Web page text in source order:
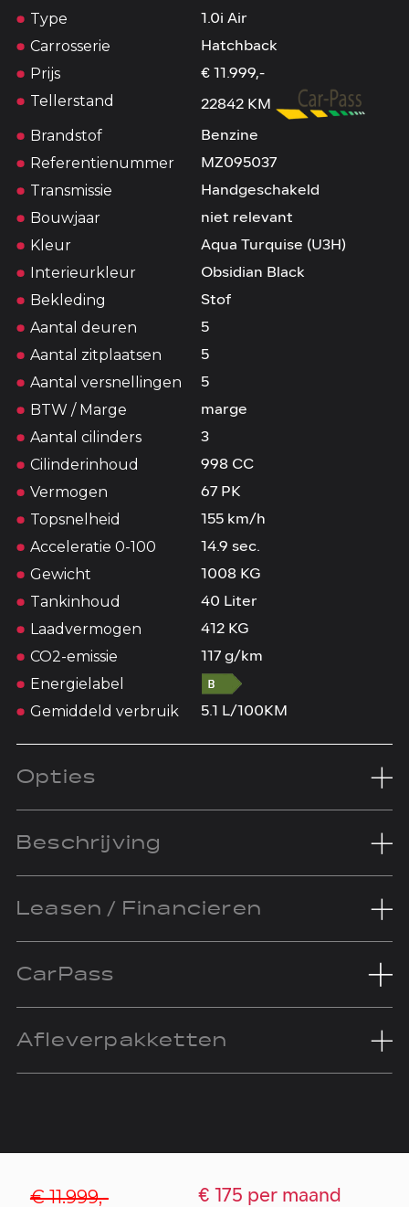
Type 1.0i Air
Carrosserie Hatchback
Prijs € 11.999,-
Tellerstand 22842 KM
Brandstof Benzine
Referentienummer MZ095037
Transmissie Handgeschakeld
Bouwjaar niet relevant
Kleur Aqua Turquise (U3H)
Interieurkleur Obsidian Black
Bekleding Stof
Aantal deuren 5
Aantal zitplaatsen 5
Aantal versnellingen 5
BTW / Marge marge
Aantal cilinders 3
Cilinderinhoud 998 CC
Vermogen 67 PK
Topsnelheid 155 km/h
Acceleratie 0-100 14.9 sec.
Gewicht 1008 KG
Tankinhoud 40 Liter
Laadvermogen 412 KG
CO2-emissie 117 g/km
Energielabel
Gemiddeld verbruik
5.1 L/100KM
Opties
Beschrijving
Leasen / Financieren
CarPass
Afleverpakketten
€ 11.999,- € 175 per maand